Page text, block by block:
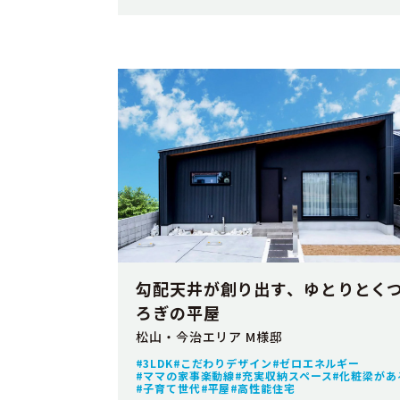
勾配天井が創り出す、ゆとりとく
ろぎの平屋
松山・今治エリア M様邸
3LDK こだわりデザイン ゼロエネルギー
ママの家事楽動線 充実収納スペース 化粧梁があ
子育て世代 平屋 高性能住宅